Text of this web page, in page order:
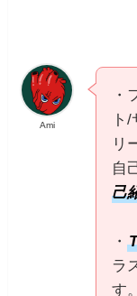
Ami
・
ト
リ
自
己
・
ラ
す。